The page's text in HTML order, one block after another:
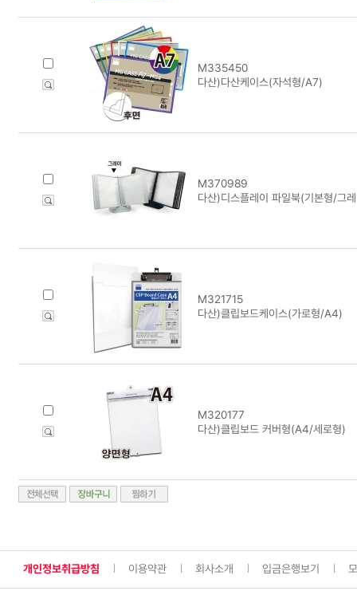
M335450
다산)다산케이스(자석형/A7)
M370989
다산)디스플레이 파일북(기본형/그
M321715
다산)클립보드케이스(가로형/A4)
M320177
다산)클립보드 커버형(A4/세로형)
개인정보취급방침 이용약관 회사소개 입금은행보기